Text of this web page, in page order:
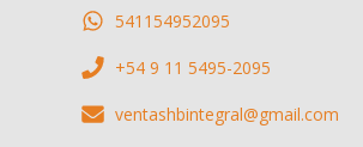
541154952095
+54 9 11 5495-2095
ventashbintegral@gmail.com